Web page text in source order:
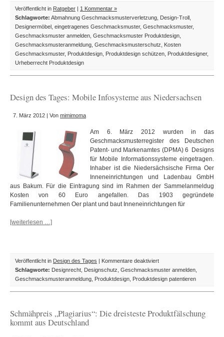
Veröffentlicht in Ratgeber | 1 Kommentar »
Schlagworte: Abmahnung Geschmacksmusterverletzung Design-Troll
Designermöbel eingetragenes Geschmacksmuster, Geschmacksmuster,
Geschmacksmuster anmelden Geschmacksmuster Produktdesign
Geschmacksmusteranmeldung Geschmacksmusterschutz
Kosten
Geschmacksmuster, Produktdesign Produktdesign schützen Produktdesigner,
Urheberrecht Produktdesign
Design des Tages: Mobile Infosysteme aus Niedersachsen
7. März 2012 | Von mimimoma
Am 6. März 2012 wurden in das
Geschmacksmusterregister des Deutschen
Patent- und Markenamtes (DPMA) 6 Designs
für Mobile Informationssysteme eingetragen.
Inhaber ist die Niedersächsische Firma Oer
Inneneinrichtungen und Ladenbau GmbH
aus Bakum. Für die Eintragung sind im Rahmen der Sammelanmeldug
Kosten von 60 Euro angefallen. Das 1903 gegründete
Familienunternehmen Oer plant und baut Inneneinrichtungen für
[weiterlesen …]
Veröffentlicht in Design des Tages | Kommentare deaktiviertfür
Design
des
aus
Schlagworte: Designrecht Designschutz Geschmacksmuster anmelden
Geschmacksmusteranmeldung Produktdesign Produktdesign patentieren
Schmähpreis „Plagiarius“: Die dreisteste Produktfälschung
kommt aus Deutschland